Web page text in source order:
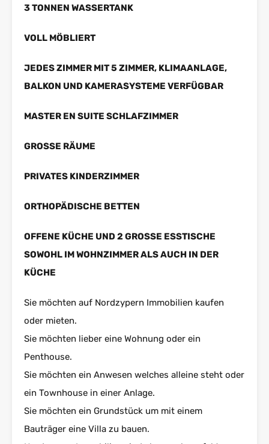
3 TONNEN WASSERTANK
VOLL MÖBLIERT
JEDES ZIMMER MIT 5 ZIMMER, KLIMAANLAGE,
BALKON UND KAMERASYSTEME VERFÜGBAR
MASTER EN SUITE SCHLAFZIMMER
GROSSE RÄUME
PRIVATES KINDERZIMMER
ORTHOPÄDISCHE BETTEN
OFFENE KÜCHE UND 2 GROSSE ESSTISCHE
SOWOHL IM WOHNZIMMER ALS AUCH IN DER
KÜCHE
Sie möchten auf Nordzypern Immobilien kaufen
oder mieten.
Sie möchten lieber eine Wohnung oder ein
Penthouse.
Sie möchten ein Anwesen welches alleine steht oder
ein Townhouse in einer Anlage.
Sie möchten ein Grundstück um mit einem
Bauträger eine Villa zu bauen.